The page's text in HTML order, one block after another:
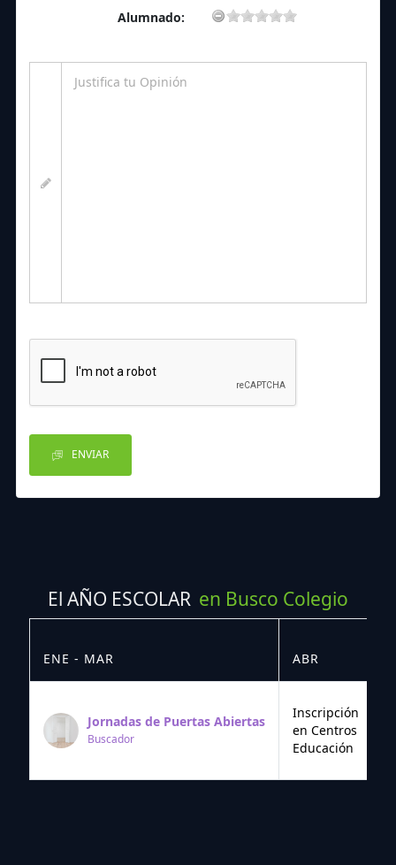
Alumnado:
ENVIAR
El AÑO ESCOLAR en Busco Colegio
ENE - MAR ABR
Jornadas de Puertas Abiertas
Buscador
Inscripción
en Centros
Educación